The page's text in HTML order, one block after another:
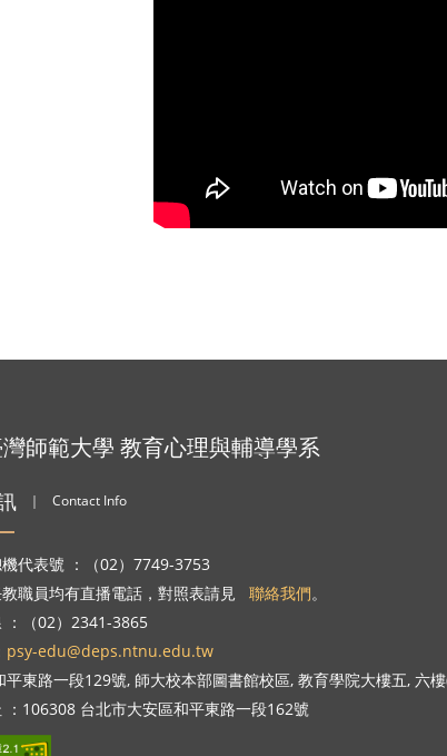
師範大學 教育心理與輔導學系
｜ Contact Info
代表號 ：（02）7749-3753
職員均有直播電話，對照表請見 聯絡我們。
：（02）2341-3865
psy-edu@deps.ntnu.edu.tw
平東路一段129號, 師大校本部圖書館校區, 教育學院大樓五, 六
：106308 台北市大安區和平東路一段162號